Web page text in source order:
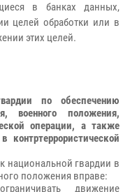
в банках данных,
целей обработки или в
этих целей.
по обеспечению
военного положения,
операции, а также
национальной гвардии в
положения вправе:
движение